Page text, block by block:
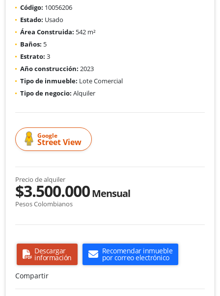
Código: 10056206
Estado: Usado
Área Construida: 542 m²
Baños: 5
Estrato: 3
Año construcción: 2023
Tipo de inmueble: Lote Comercial
Tipo de negocio: Alquiler
Google
Street View
Precio de alquiler
$3.500.000Mensual
Pesos Colombianos
Descargar
información
Recomendar inmueble
por correo electrónico
Compartir